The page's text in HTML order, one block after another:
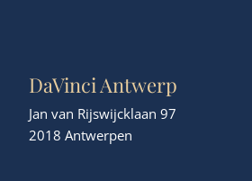
DaVinci Antwerp
Jan van Rijswijcklaan 97
2018 Antwerpen